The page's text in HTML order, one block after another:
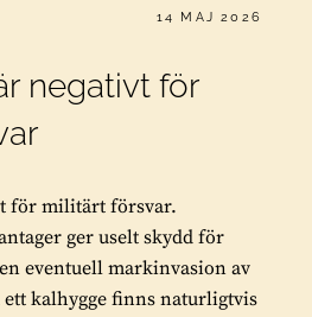
PUBLICERAT
14 MAJ 2026
negativt för
för militärt försvar.
ger uselt skydd för
eventuell markinvasion av
kalhygge finns naturligtvis